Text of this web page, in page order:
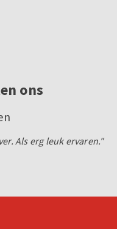
ons
Als erg leuk ervaren."